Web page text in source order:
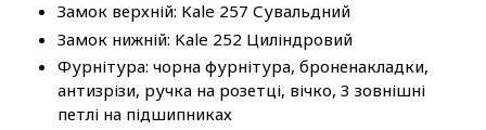
Замок верхній: Kale 257 Сувальдний
Замок нижній: Kale 252 Циліндровий
Фурнітура: чорна фурнітура, броненакладки,
антизрізи, ручка на розетці, вічко, 3 зовнішні
петлі на підшипниках